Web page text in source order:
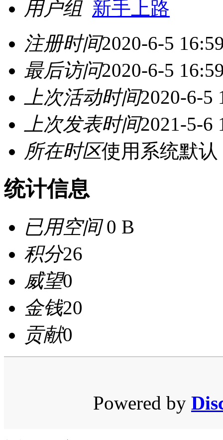
用户组 新手上路
注册时间2020-6-5
最后访问2020-6-5
上次活动时间2020-6-5
上次发表时间2021-5-6
所在时区使用系统默认
统计信息
已用空间0 B
积分26
威望0
金钱20
贡献0
Powered by